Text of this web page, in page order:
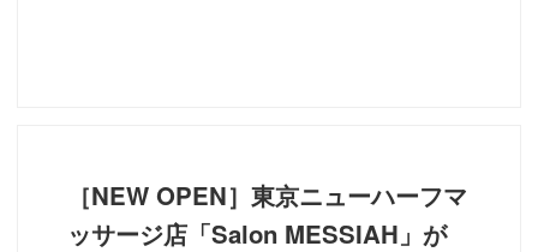
［NEW OPEN］東京ニューハーフマ
ッサージ店「Salon MESSIAH」が